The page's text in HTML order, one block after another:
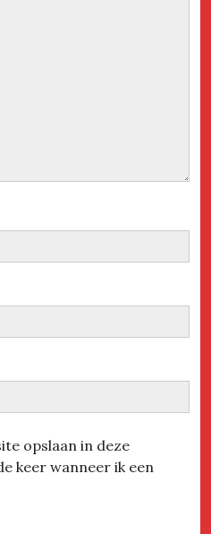
opslaan in deze
keer wanneer ik een